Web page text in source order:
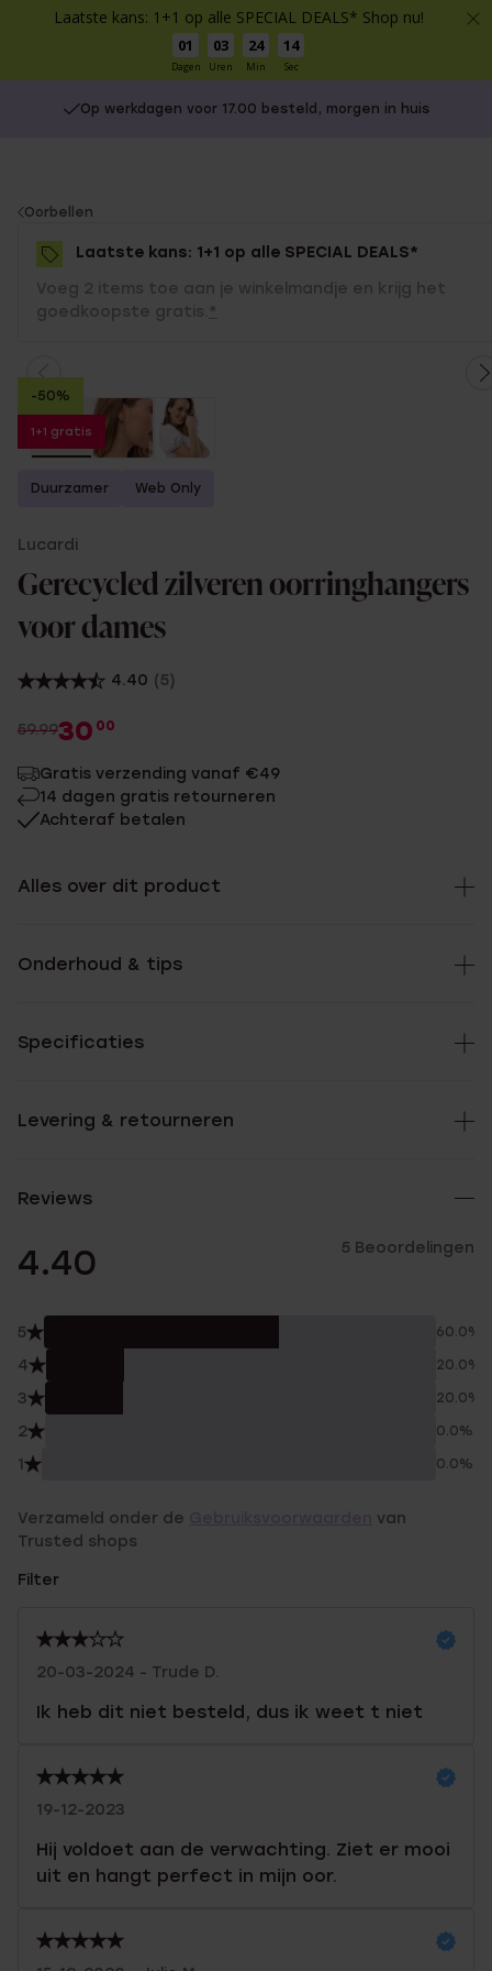
Laatste kans: 1+1 op alle SPECIAL DEALS* Shop nu!
01
Dagen
03
Uren
24
Min
14
Sec
Op werkdagen voor 17.00 besteld, morgen in huis
You
are
here:
Oorbellen
Laatste kans: 1+1 op alle SPECIAL DEALS*
Voeg 2 items toe aan je winkelmandje en krijg het
goedkoopste gratis. *
-50%
1+1 gratis
Duurzamer Web Only
Lucardi
Gerecycled zilveren oorringhangers
voor dames
4.40 (5)
59.9930 00
Gratis verzending vanaf €49
14 dagen gratis retourneren
Achteraf betalen
Alles over dit product
Onderhoud & tips
Specificaties
Levering & retourneren
Reviews
4.40 5 Beoordelingen
5 60.0%
4 20.0%
3 20.0%
2 0.0%
1 0.0%
Verzameld onder de
van
Trusted shops
Filter
20-03-2024 - Trude D.
Ik heb dit niet besteld, dus ik weet t niet
19-12-2023
Hij voldoet aan de verwachting. Ziet er mooi
uit en hangt perfect in mijn oor.